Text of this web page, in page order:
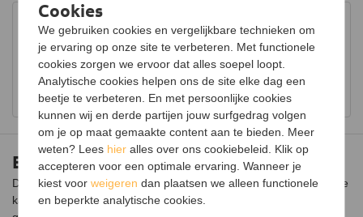
Enkelwandige RVS bocht Ø180mm – 15°
Deze enkelwandige RVS bocht van 15 graden is eenvoudig op de
kachel en andere enkelwandige kachelpijpen te monteren. Dit
Advies in onze showroom
Bezoek onze showroom voor uitgebreid advies over
houtkachels.
Bekijk showroom en maak een afspraak
Keurmerk
Certificering EN-1856-2:2009
Cookies
We gebruiken cookies en vergelijkbare technieken om
je ervaring op onze site te verbeteren. Met functionele
cookies zorgen we ervoor dat alles soepel loopt.
Analytische cookies helpen ons de site elke dag een
beetje te verbeteren. En met persoonlijke cookies
kunnen wij en derde partijen jouw surfgedrag volgen
om je op maat gemaakte content aan te bieden. Meer
weten? Lees hier alles over ons cookiebeleid. Klik op
accepteren voor een optimale ervaring. Wanneer je
kiest voorweigeren dan plaatsen we alleen functionele
en beperkte analytische cookies.